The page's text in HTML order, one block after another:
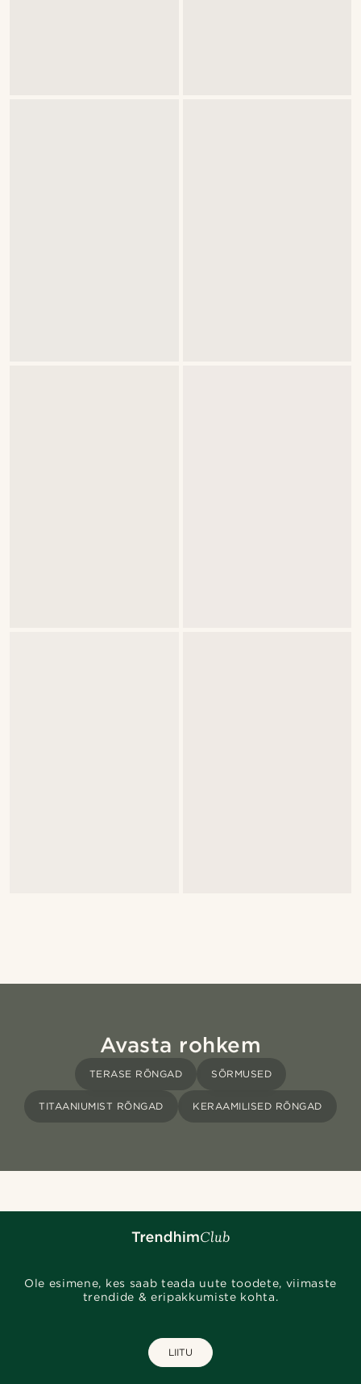
Avasta rohkem
TERASE RÕNGAD SÕRMUSED
TITAANIUMIST RÕNGAD KERAAMILISED RÕNGAD
Ole esimene, kes saab teada uute toodete, viimaste
trendide & eripakkumiste kohta.
LIITU